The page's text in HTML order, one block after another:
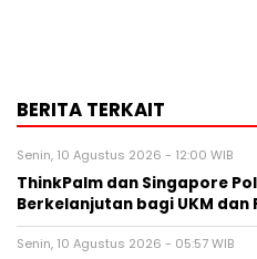
BERITA TERKAIT
Senin, 10 Agustus 2026 - 12:00 WIB
ThinkPalm dan Singapore
Berkelanjutan bagi UKM dan
Senin, 10 Agustus 2026 - 05:57 WIB